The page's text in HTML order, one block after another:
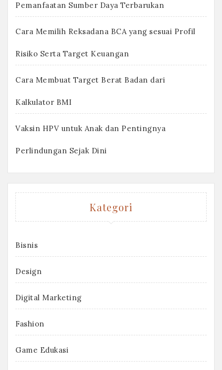
Pemanfaatan Sumber Daya Terbarukan
Cara Memilih Reksadana BCA yang sesuai Profil
Risiko Serta Target Keuangan
Cara Membuat Target Berat Badan dari
Kalkulator BMI
Vaksin HPV untuk Anak dan Pentingnya
Perlindungan Sejak Dini
Kategori
Bisnis
Design
Digital Marketing
Fashion
Game Edukasi